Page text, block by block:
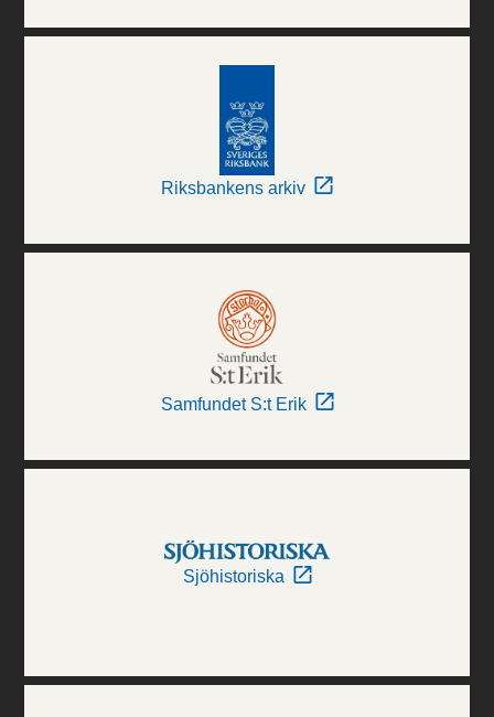
Riksbankens arkiv
Samfundet S:t Erik
Sjöhistoriska